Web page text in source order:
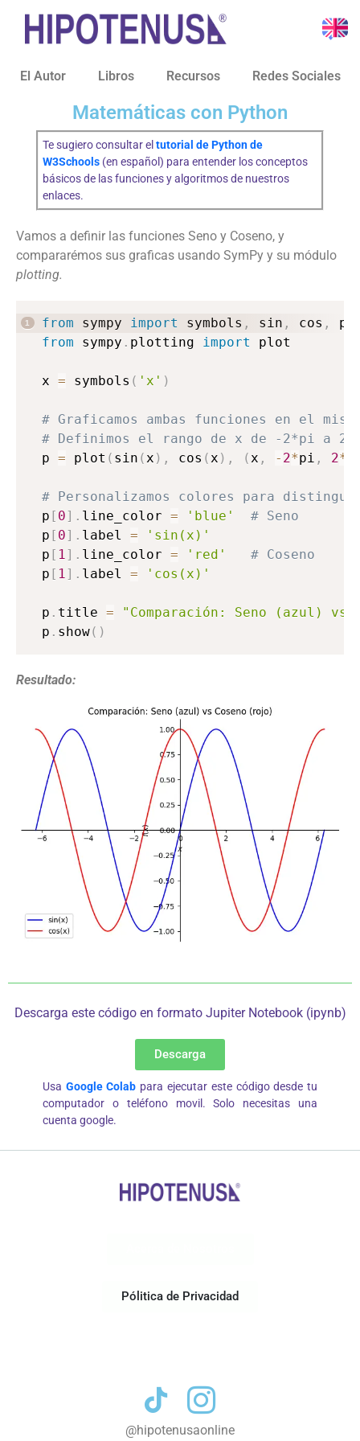
El Autor Libros Recursos Redes Sociales
Matemáticas con Python
Te sugiero consultar el tutorial de Python de
W3Schools(en español) para entender los conceptos
básicos de las funciones y algoritmos de nuestros
enlaces.
Vamos a definir las funciones Seno y Coseno, y
compararémos sus graficas usando SymPy y su módulo
plotting.
from sympy import symbols , sin , cos ,
from sympy . plotting import plot
x = symbols ( 'x' )
# Graficamos ambas funciones en el
# Definimos el rango de x de -2*pi a
p = plot ( sin (x ) , cos (x ) , (x , - 2*pi , 2*
# Personalizamos colores para
p [ 0] . line_color = 'blue'
# Seno
p [ 0] . label =
'sin(x)'
p [ 1] . line_color = 'red'
# Coseno
p [ 1] . label = 'cos(x)'
p . title =
"Comparación: Seno (azul) vs
p . show( )
Resultado:
Descarga este código en formato Jupiter Notebook (ipynb)
Descarga
Usa Google Colab para ejecutar este código desde tu
computador o teléfono movil. Solo necesitas una
cuenta google.
Pólitica de Privacidad
@hipotenusaonline